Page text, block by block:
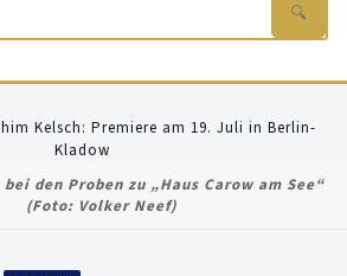
🔍
den Proben zu „Haus Carow am See“
(Foto: Volker Neef)